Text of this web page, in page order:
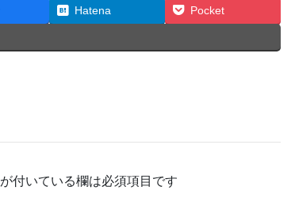
Hatena Pocket
が付いている欄は必須項目です